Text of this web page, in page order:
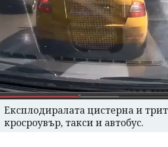
Експлодиралата цистерна и
кросроувър, такси и автобус.